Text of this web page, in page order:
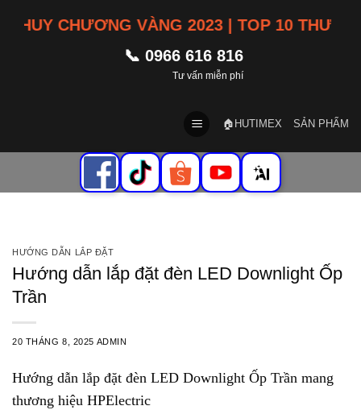
CHƯƠNG VÀNG 2023 | TOP 10 THƯƠNG
📞 0966 616 816
Tư vấn miễn phí
🏠HUTIMEX SẢN PHẨM
HƯỚNG DẪN LẮP ĐẶT
Hướng dẫn lắp đặt đèn LED Downlight Ốp
Trần
20 THÁNG 8, 2025 ADMIN
Hướng dẫn lắp đặt đèn LED Downlight Ốp Trần mang
thương hiệu HPElectric